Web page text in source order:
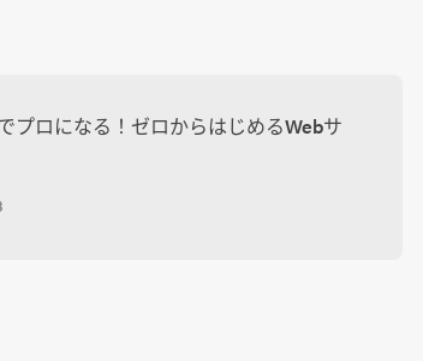
プロになる！ゼロからはじめるWebサ